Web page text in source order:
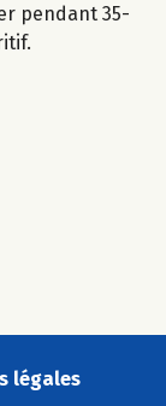
pendant 35-
légales